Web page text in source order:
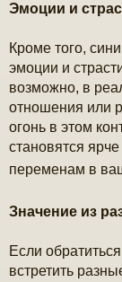
Эмоции и
Кроме того,
эмоции и
возможно, в
отношения или
огонь в этом
становятся
переменам в
Значение из
Если
встретить